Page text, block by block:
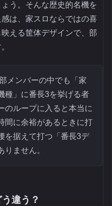
う。そんな歴史的名機を
感は、家スロならではの喜
える筐体デザインで、部
メンバーの中でも「家
種」に番長3を挙げる者
のループに入ると本当に
間に余裕があるときに打
を据えて打つ「番長3デ
ません。
違う？